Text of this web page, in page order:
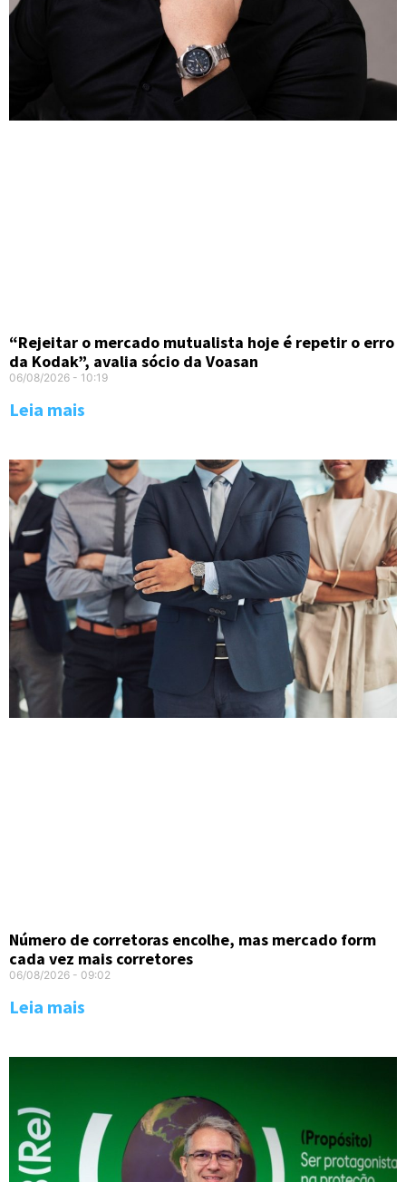
“Rejeitar o mercado mutualista hoje é repetir o erro
da Kodak”, avalia sócio da Voasan
06/08/2026 10:19
Leia mais
Número de corretoras encolhe, mas mercado form
cada vez mais corretores
06/08/2026 09:02
Leia mais